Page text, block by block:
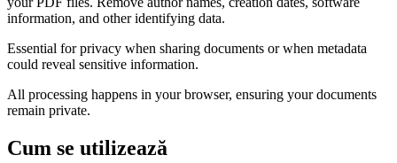
information, and other identifying data.
Essential for privacy when sharing documents or when metadata
could reveal sensitive information.
All processing happens in your browser, ensuring your documents
remain private.
Cum se utilizează